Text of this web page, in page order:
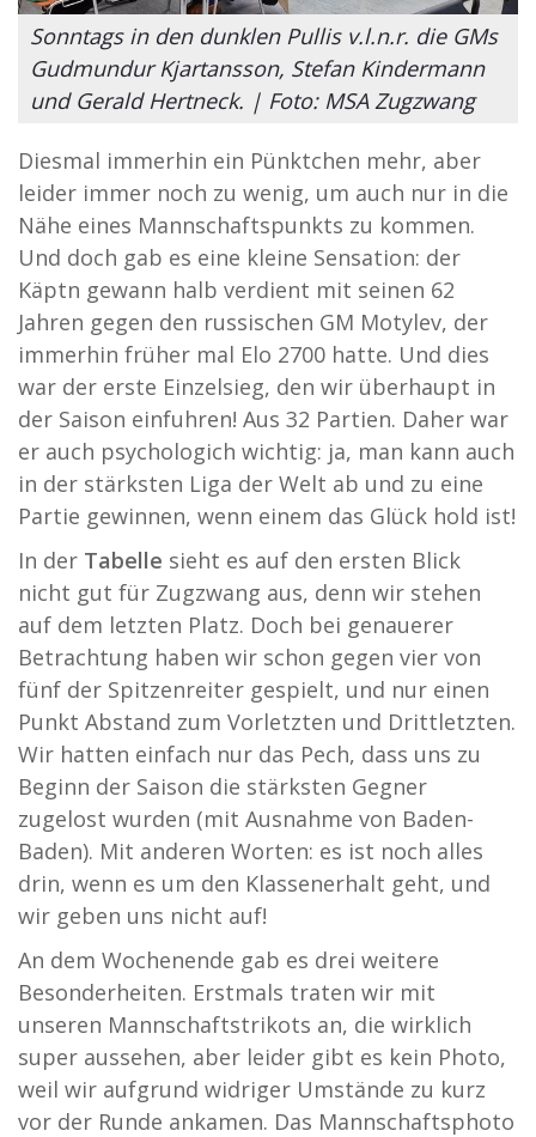
Sonntags in den dunklen Pullis v.l.n.r. die GMs
Gudmundur Kjartansson, Stefan Kindermann
und Gerald Hertneck. | Foto: MSA Zugzwang
Diesmal immerhin ein Pünktchen mehr, aber
leider immer noch zu wenig, um auch nur in die
Nähe eines Mannschaftspunkts zu kommen.
Und doch gab es eine kleine Sensation: der
Käptn gewann halb verdient mit seinen 62
Jahren gegen den russischen GM Motylev, der
immerhin früher mal Elo 2700 hatte. Und dies
war der erste Einzelsieg, den wir überhaupt in
der Saison einfuhren! Aus 32 Partien. Daher war
er auch psychologich wichtig: ja, man kann auch
in der stärksten Liga der Welt ab und zu eine
Partie gewinnen, wenn einem das Glück hold ist!
In der Tabelle sieht es auf den ersten Blick
nicht gut für Zugzwang aus, denn wir stehen
auf dem letzten Platz. Doch bei genauerer
Betrachtung haben wir schon gegen vier von
fünf der Spitzenreiter gespielt, und nur einen
Punkt Abstand zum Vorletzten und Drittletzten.
Wir hatten einfach nur das Pech, dass uns zu
Beginn der Saison die stärksten Gegner
zugelost wurden (mit Ausnahme von Baden-
Baden). Mit anderen Worten: es ist noch alles
drin, wenn es um den Klassenerhalt geht, und
wir geben uns nicht auf!
An dem Wochenende gab es drei weitere
Besonderheiten. Erstmals traten wir mit
unseren Mannschaftstrikots an, die wirklich
super aussehen, aber leider gibt es kein Photo,
weil wir aufgrund widriger Umstände zu kurz
vor der Runde ankamen. Das Mannschaftsphoto